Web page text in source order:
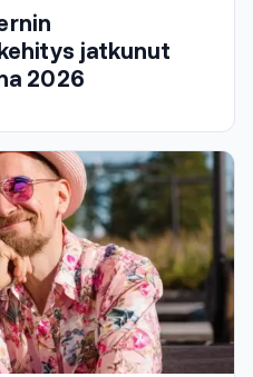
jatkunut
2026